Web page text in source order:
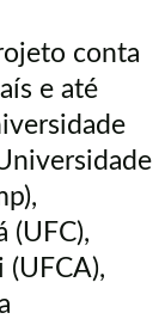
conta
e até
(UFC),
(UFCA),